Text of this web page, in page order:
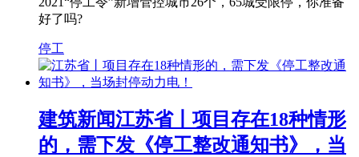
好了吗?
停工
建筑新闻江苏省丨项目存在18种情形
的，需下发《停工整改通知书》，当